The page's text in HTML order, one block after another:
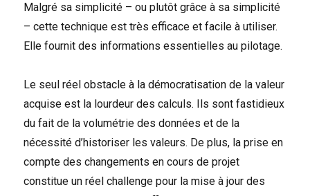
Malgré sa simplicité – ou plutôt grâce à sa simplicité
– cette technique est très efficace et facile à utiliser.
Elle fournit des informations essentielles au pilotage.
Le seul réel obstacle à la démocratisation de la valeur
acquise est la lourdeur des calculs. Ils sont fastidieux
du fait de la volumétrie des données et de la
nécessité d’historiser les valeurs. De plus, la prise en
compte des changements en cours de projet
constitue un réel challenge pour la mise à jour des